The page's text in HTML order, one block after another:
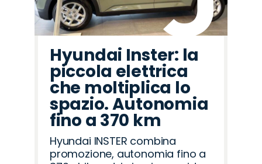
Hyundai Inster: la
piccola elettrica
che moltiplica lo
spazio. Autonomia
fino a 370 km
Hyundai INSTER combina
promozione, autonomia fino a